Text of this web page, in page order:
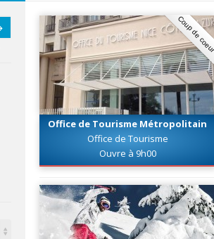
Coup de
Office de Tourisme Métropolitain
Nice Côte d'Azur - Bureau
d'Information Nice Promenade
Office de Tourisme
Ouvre à 9h00